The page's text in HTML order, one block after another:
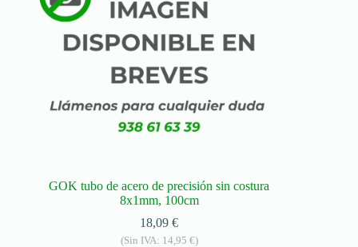
GOK tubo de acero de precisión sin costura
8x1mm, 100cm
18,09€
(Sin IVA: 14,95 €)